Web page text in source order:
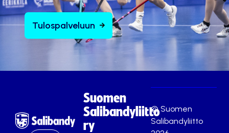
Tulospalveluun
Suomen
Salibandyliitto
ry
© Suomen
Salibandyliitto